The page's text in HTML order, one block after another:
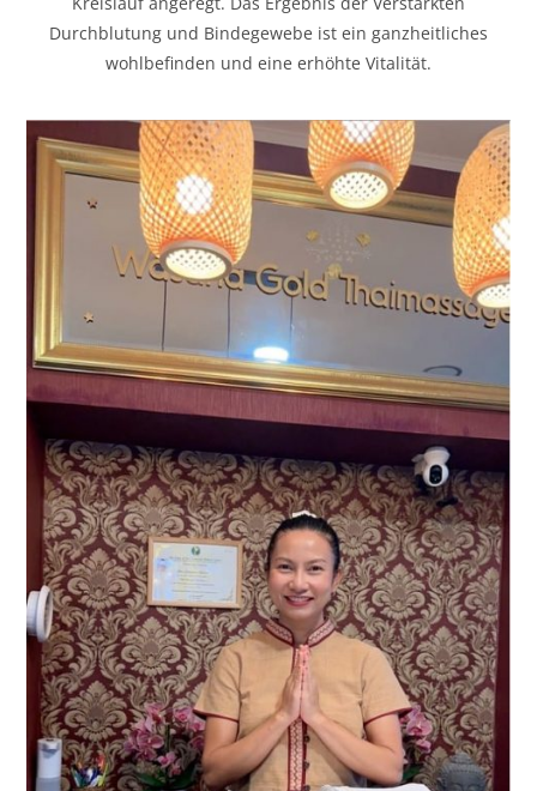
Durchblutung und Bindegewebe ist ein ganzheitliches
wohlbefinden und eine erhöhte Vitalität.